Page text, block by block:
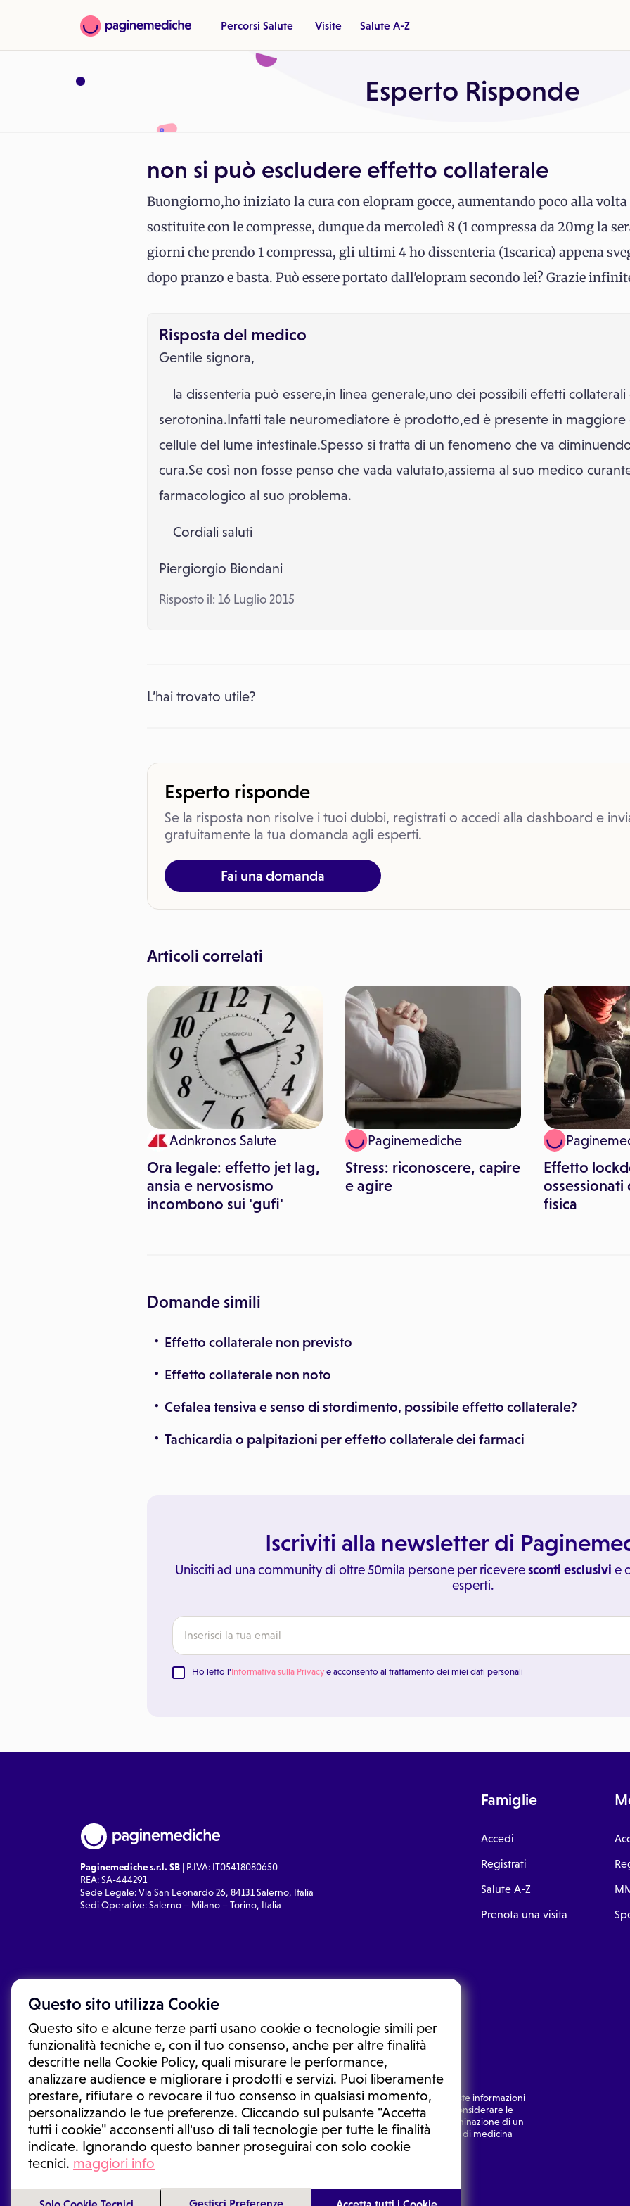
Questo sito utilizza Cookie
Questo sito e alcune terze parti usano cookie o tecnologie simili per
funzionalità tecniche e, con il tuo consenso, anche per altre finalità
descritte nella Cookie Policy, quali misurare le performance,
analizzare audience e migliorare i prodotti e servizi. Puoi liberamente
prestare, rifiutare o revocare il tuo consenso in qualsiasi momento,
personalizzando le tue preferenze. Cliccando sul pulsante "Accetta
tutti i cookie" acconsenti all'uso di tali tecnologie per tutte le finalità
indicate. Ignorando questo banner proseguirai con solo cookie
tecnici. maggiori info
Gestisci Preferenze
Percorsi Salute Visite Salute A-Z
Esperto Risponde
non si può escludere effetto collaterale
Buongiorno,ho iniziato la cura con elopram gocce, aumentando poco alla volta
sostituite con le compresse, dunque da mercoledì 8 (1 compressa da 20mg la
giorni che prendo 1 compressa, gli ultimi 4 ho dissenteria (1scarica) appena
dopo pranzo e basta. Può essere portato dall'elopram secondo lei? Grazie
Risposta del medico
Gentile signora,
la dissenteria può essere,in linea generale,uno dei possibili effetti collaterali
serotonina.Infatti tale neuromediatore è prodotto,ed è presente in maggiore
cellule del lume intestinale.Spesso si tratta di un fenomeno che va
cura.Se così non fosse penso che vada valutato,assiema al suo medico
farmacologico al suo problema.
Cordiali saluti
Piergiorgio Biondani
Risposto il: 16 Luglio 2015
L’hai trovato utile?
Esperto risponde
Se la risposta non risolve i tuoi dubbi, registrati o accedi alla dashboard e
gratuitamente la tua domanda agli esperti.
Fai una domanda
Articoli correlati
Adnkronos Salute
Ora legale: effetto jet lag,
ansia e nervosismo
incombono sui 'gufi'
Paginemediche
Stress: riconoscere, capire
e agire
Effetto
ossessionati
fisica
Domande simili
Effetto collaterale non previsto
Effetto collaterale non noto
Cefalea tensiva e senso di stordimento, possibile effetto collaterale?
Tachicardia o palpitazioni per effetto collaterale dei farmaci
Iscriviti alla newsletter di
Unisciti ad una community di oltre 50mila persone per riceveresconti esclusivi e
esperti.
Ho letto l'Informativa sulla Privacy e acconsento al trattamento dei miei dati personali
Paginemediche s.r.l. SB | P.IVA: IT05418080650
REA: SA-444291
Sede Legale: Via San Leonardo 26, 84131 Salerno, Italia
Sedi Operative: Salerno – Milano – Torino, Italia
Famiglie
Accedi
Registrati
Salute A-Z
Prenota una visita
Le informazioni proposte in questo sito non sono un consulto medico. In nessun caso, queste informazioni
sostituiscono un consulto, una visita o una diagnosi formulata dal medico. Non si devono considerare le
informazioni disponibili come suggerimenti per la formulazione di una diagnosi, la determinazione di un
trattamento o l'assunzione o sospensione di un farmaco senza prima consultare un medico di medicina
generale o uno specialista.
Condizioni di utilizzo